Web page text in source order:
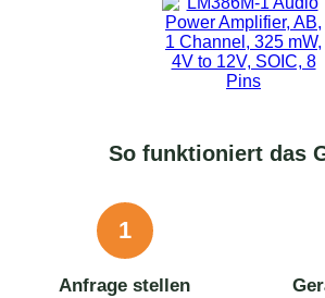
So funktioniert das
1
Anfrage stellen